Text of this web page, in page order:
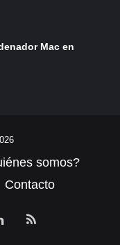
Mac en
somos?
Contacto
LinkedInRSS